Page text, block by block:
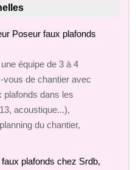
Poseur faux plafonds
équipe de 3 à 4
vous de chantier avec
plafonds dans les
acoustique...),
du chantier,
plafonds chez Srdb,